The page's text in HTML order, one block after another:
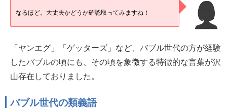
なるほど。大丈夫かどうか確認取ってみますね！
「ヤンエグ」「ゲッターズ」など、バブル世代の方が経験
したバブルの頃にも、その頃を象徴する特徴的な言葉が沢
山存在しておりました。
バブル世代の類義語